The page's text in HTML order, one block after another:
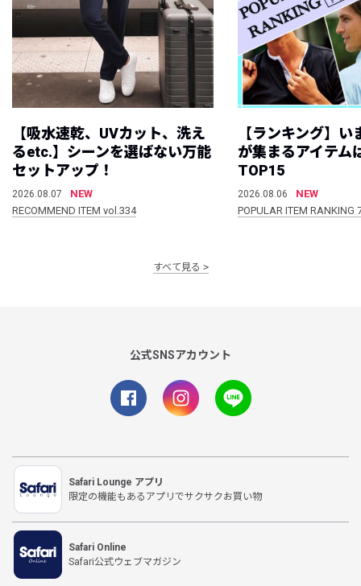
【吸水速乾、UVカット、洗え
るetc.】シーンを選ばない万能
セットアップ！
2026.08.07
NEW
RECOMMEND ITEM vol.334
【ランキング】
が集まるアイテム
TOP15
2026.08.06
NEW
POPULAR ITEM
すべて見る
公式SNSアカウント
Safari Lounge アプリ
限定の機能もあるアプリでサクサクお買い物
Safari Online
Safari公式ウェブマガジン